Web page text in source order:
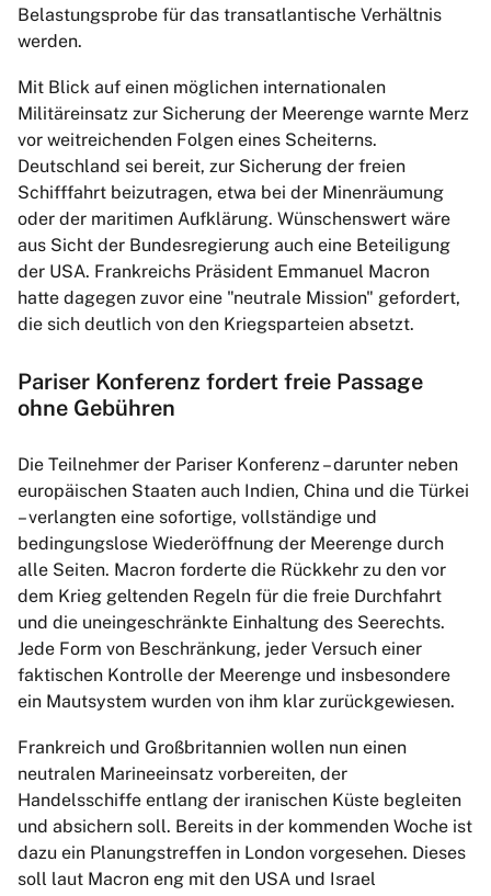
Belastungsprobe für das transatlantische Verhältnis
werden.
Mit Blick auf einen möglichen internationalen
Militäreinsatz zur Sicherung der Meerenge warnte Merz
vor weitreichenden Folgen eines Scheiterns.
Deutschland sei bereit, zur Sicherung der freien
Schifffahrt beizutragen, etwa bei der Minenräumung
oder der maritimen Aufklärung. Wünschenswert wäre
aus Sicht der Bundesregierung auch eine Beteiligung
der USA. Frankreichs Präsident Emmanuel Macron
hatte dagegen zuvor eine "neutrale Mission" gefordert,
die sich deutlich von den Kriegsparteien absetzt.
Pariser Konferenz fordert freie Passage
ohne Gebühren
Die Teilnehmer der Pariser Konferenz – darunter neben
europäischen Staaten auch Indien, China und die Türkei
– verlangten eine sofortige, vollständige und
bedingungslose Wiederöffnung der Meerenge durch
alle Seiten. Macron forderte die Rückkehr zu den vor
dem Krieg geltenden Regeln für die freie Durchfahrt
und die uneingeschränkte Einhaltung des Seerechts.
Jede Form von Beschränkung, jeder Versuch einer
faktischen Kontrolle der Meerenge und insbesondere
ein Mautsystem wurden von ihm klar zurückgewiesen.
Frankreich und Großbritannien wollen nun einen
neutralen Marineeinsatz vorbereiten, der
Handelsschiffe entlang der iranischen Küste begleiten
und absichern soll. Bereits in der kommenden Woche ist
dazu ein Planungstreffen in London vorgesehen. Dieses
soll laut Macron eng mit den USA und Israel